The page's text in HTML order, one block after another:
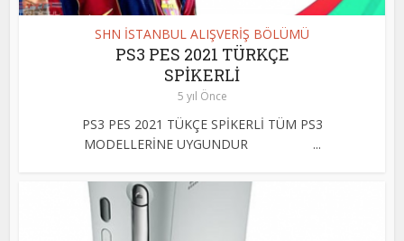
SHN İSTANBUL ALIŞVERİŞ BÖLÜMÜ
PS3 PES 2021 TÜRKÇE
SPİKERLİ
5 yıl Önce
PS3 PES 2021 TÜKÇE SPİKERLİ TÜM PS3
MODELLERİNE UYGUNDUR ...